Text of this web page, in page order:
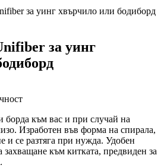
за уинг
борда към вас и при случай на
Изработен във форма на спирала,
и се разтяга при нужда. Удобен
към китката, предвиден за